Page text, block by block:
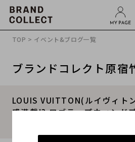
TOP > イベント&ブログ一覧
ブランドコレクト原宿
LOUIS VUITTON(ルイヴィト
感満載!? ロゴテープウィンド